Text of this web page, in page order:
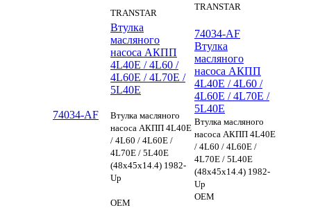
TRANSTAR
TRANSTAR
74034-AF
Втулка
масляного
насоса АКПП
4L40E / 4L60 /
4L60E / 4L70E /
5L40E
Втулка масляного
насоса АКПП 4L40E
/ 4L60 / 4L60E /
4L70E / 5L40E
(48x45x14.4) 1982-
Up
OEM
74034-AF
Втулка
масляного
насоса АКПП
4L40E / 4L60 /
4L60E / 4L70E /
5L40E
Втулка масляного
насоса АКПП 4L40E
/ 4L60 / 4L60E /
4L70E / 5L40E
(48x45x14.4) 1982-
Up
OEM